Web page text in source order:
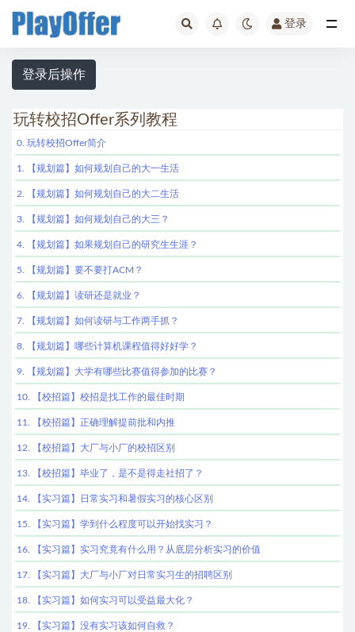
登录
登录后操作
玩转校招Offer系列教程
0. 玩转校招Offer简介
1. 【规划篇】如何规划自己的大一生活
2. 【规划篇】如何规划自己的大二生活
3. 【规划篇】如何规划自己的大三？
4. 【规划篇】如果规划自己的研究生生涯？
5. 【规划篇】要不要打ACM？
6. 【规划篇】读研还是就业？
7. 【规划篇】如何读研与工作两手抓？
8. 【规划篇】哪些计算机课程值得好好学？
9. 【规划篇】大学有哪些比赛值得参加的比赛？
10. 【校招篇】校招是找工作的最佳时期
11. 【校招篇】正确理解提前批和内推
12. 【校招篇】大厂与小厂的校招区别
13. 【校招篇】毕业了，是不是得走社招了？
14. 【实习篇】日常实习和暑假实习的核心区别
15. 【实习篇】学到什么程度可以开始找实习？
16. 【实习篇】实习究竟有什么用？从底层分析实习的价值
17. 【实习篇】大厂与小厂对日常实习生的招聘区别
18. 【实习篇】如何实习可以受益最大化？
19. 【实习篇】没有实习该如何自救？